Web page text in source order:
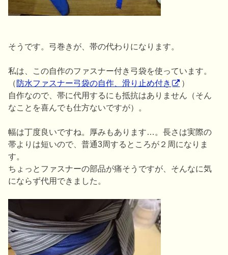
そうです。弓巻きが、帯の代わりになります。
私は、この自作のファスナー付き弓袋を使っています。
（防水ファスナー弓袋の自作、滑り止め付き
）
自作なので、帯に代用するにも抵抗はありません（そん
なことを喜んでも仕方ないですが）。
幅は丁度良いですね。厚みもあります…。長さは実際の
帯よりは短いので、普通3周するところが２周になりま
す。
ちょっとファスナーの部品が痛そうですが、そんなに気
にならず代用できました。